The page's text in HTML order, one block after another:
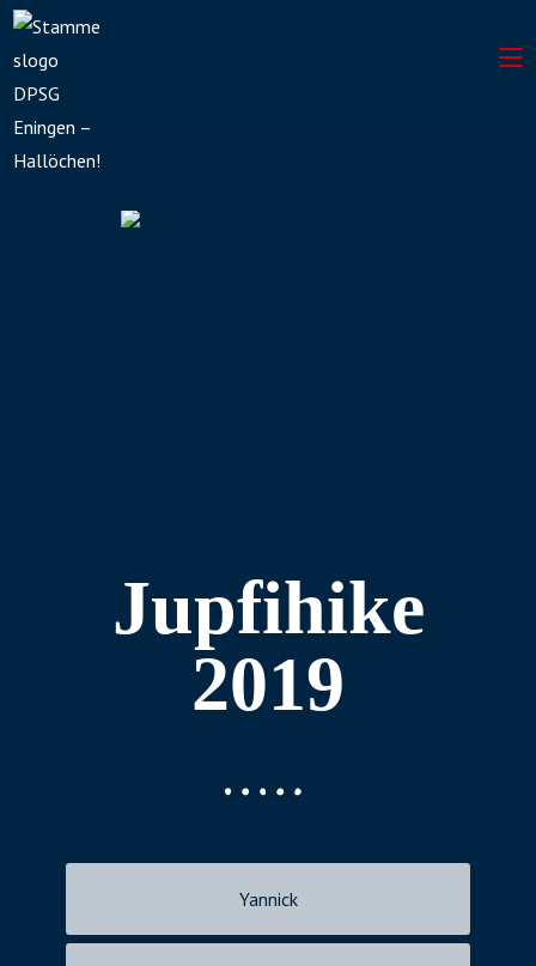
Jupfihike
2019
Yannick